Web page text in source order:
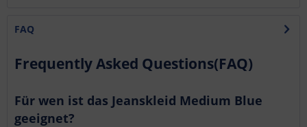
FAQ
Frequently Asked Questions(FAQ)
Für wen ist das Jeanskleid Medium Blue
geeignet?